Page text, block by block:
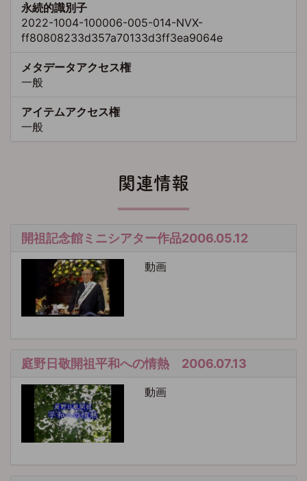
永続的識別子
2022-1004-100006-005-014-NVX-
ff80808233d357a70133d3ff3ea9064e
メタデータアクセス権
一般
アイテムアクセス権
一般
関連情報
開祖記念館ミニシアター作品2006.05.12
動画
庭野日敬開祖平和への情熱 2006.07.13
動画